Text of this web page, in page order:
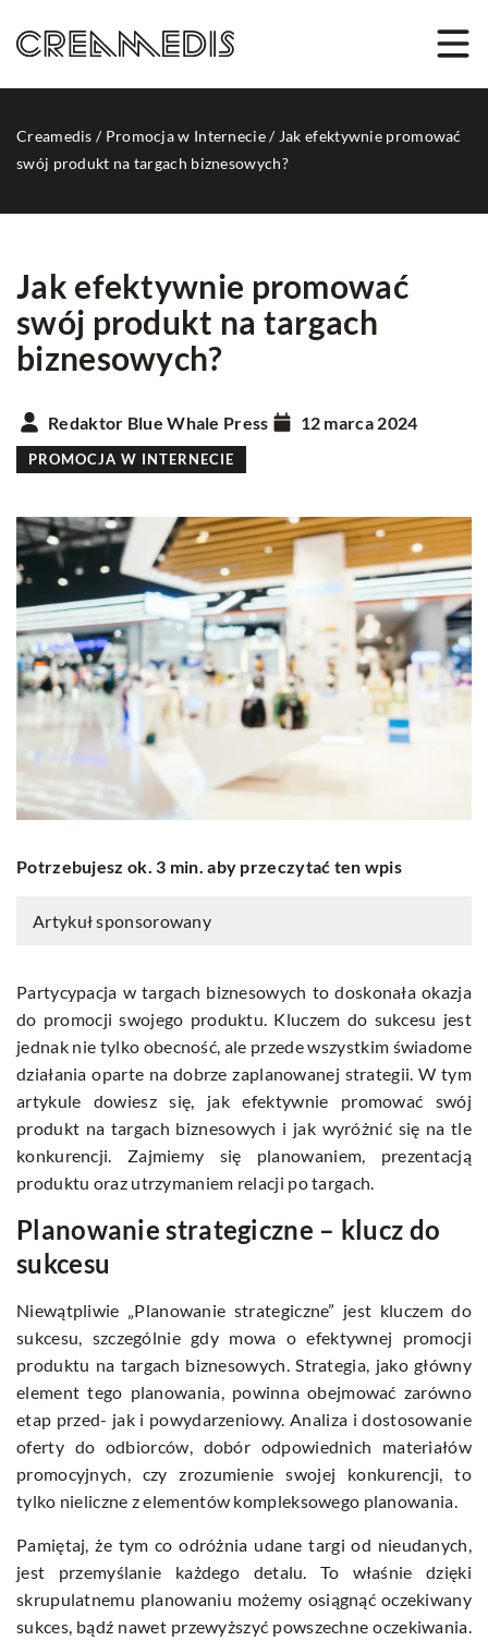
Creamedis / Promocja w Internecie/ Jak efektywnie promować
swój produkt na targach biznesowych?
Jak efektywnie promować
swój produkt na targach
biznesowych?
Redaktor Blue Whale Press 12 marca 2024
PROMOCJA W INTERNECIE
Potrzebujesz ok. 3 min. aby przeczytać ten wpis
Artykuł sponsorowany
Partycypacja w targach biznesowych to doskonała okazja
do promocji swojego produktu. Kluczem do sukcesu jest
jednak nie tylko obecność, ale przede wszystkim świadome
działania oparte na dobrze zaplanowanej strategii. W tym
artykule dowiesz się, jak efektywnie promować swój
produkt na targach biznesowych i jak wyróżnić się na tle
konkurencji. Zajmiemy się planowaniem, prezentacją
produktu oraz utrzymaniem relacji po targach.
Planowanie strategiczne – klucz do
sukcesu
Niewątpliwie „Planowanie strategiczne” jest kluczem do
sukcesu, szczególnie gdy mowa o efektywnej promocji
produktu na targach biznesowych. Strategia, jako główny
element tego planowania, powinna obejmować zarówno
etap przed- jak i powydarzeniowy. Analiza i dostosowanie
oferty do odbiorców, dobór odpowiednich materiałów
promocyjnych, czy zrozumienie swojej konkurencji, to
tylko nieliczne z elementów kompleksowego planowania.
Pamiętaj, że tym co odróżnia udane targi od nieudanych,
jest przemyślanie każdego detalu. To właśnie dzięki
skrupulatnemu planowaniu możemy osiągnąć oczekiwany
sukces, bądź nawet przewyższyć powszechne oczekiwania.